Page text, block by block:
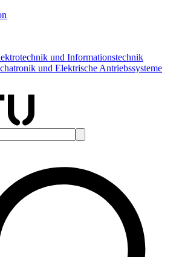
und Informationstechnik
und Elektrische Antriebssysteme